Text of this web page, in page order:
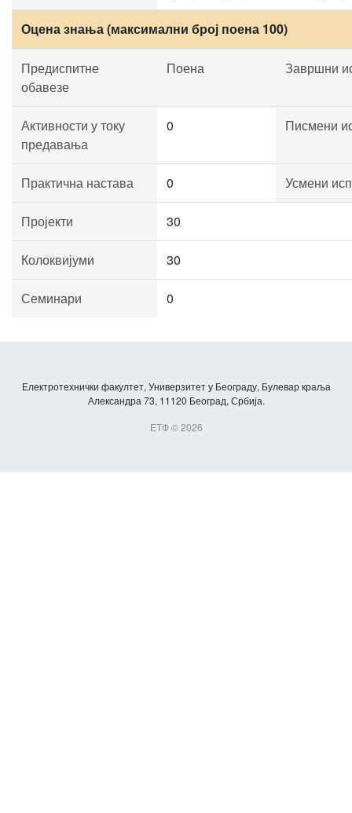
Оцена знања (максимални број поена 100)
Предиспитне
обавезе
Поена Завршни
Активности у току
предавања
0 Писмени
Практична настава 0 Усмени
Пројекти 30
Колоквијуми 30
Семинари 0
Електротехнички факултет, Универзитет у Београду, Булевар краља
Александра 73, 11120 Београд, Србија.
ЕТФ © 2026